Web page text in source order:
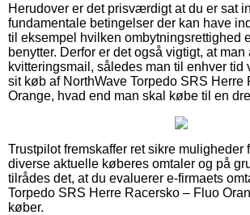
Herudover er det prisværdigt at du er sat
fundamentale betingelser der kan have
til eksempel hvilken ombytningsrettighed
benytter. Derfor er det også vigtigt, at
kvitteringsmail, således man til enhver tid
sit køb af NorthWave Torpedo SRS Herre
Orange, hvad end man skal købe til en
Trustpilot fremskaffer ret sikre muligheder
diverse aktuelle køberes omtaler og på
tilrådes det, at du evaluerer e-firmaets
Torpedo SRS Herre Racersko – Fluo
køber.